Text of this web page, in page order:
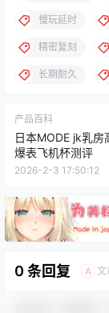
慢玩延时
精密复刻
长期耐久
产品百科
日本MODE jk乳房
爆表飞机杯测评
2026-2-3 17:50:12
0 条回复 A 文